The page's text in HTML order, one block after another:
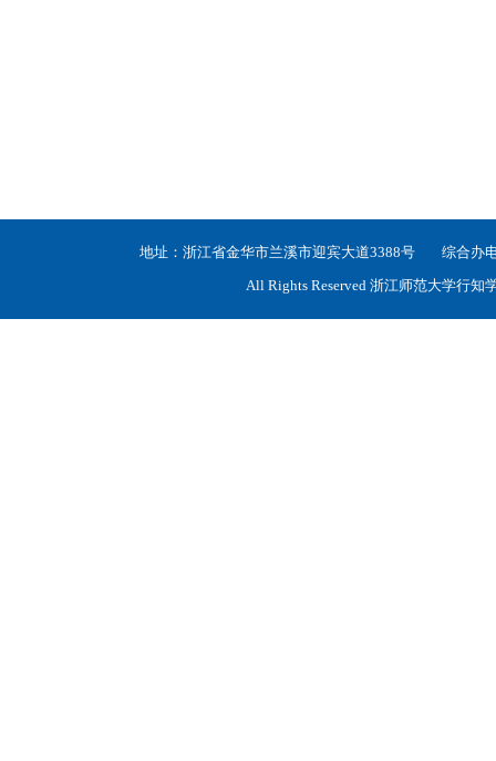
地址：浙江省金华市兰溪市迎宾大道3388号 综合
All Rights Reserved 浙江师范大学